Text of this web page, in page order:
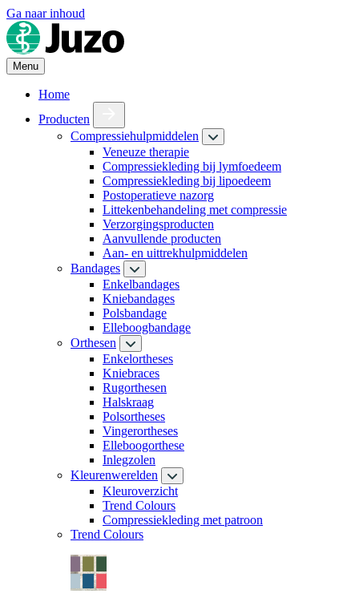
Ga naar inhoud
Menu
Home
Producten
Compressiehulpmiddelen
Veneuze therapie
Compressiekleding bij lymfoedeem
Compressiekleding bij lipoedeem
Postoperatieve nazorg
Littekenbehandeling met compressie
Verzorgingsproducten
Aanvullende producten
Aan- en uittrekhulpmiddelen
Bandages
Enkelbandages
Kniebandages
Polsbandage
Elleboogbandage
Orthesen
Enkelortheses
Kniebraces
Rugorthesen
Halskraag
Polsortheses
Vingerortheses
Elleboogorthese
Inlegzolen
Kleurenwerelden
Kleuroverzicht
Trend Colours
Compressiekleding met patroon
Trend Colours